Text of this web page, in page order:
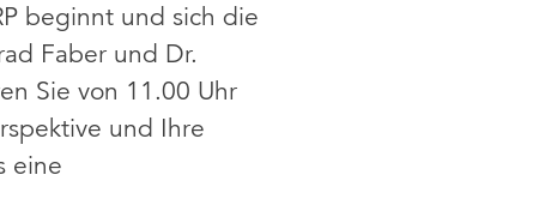
beginnt und sich die
Faber und Dr.
Sie von 11.00 Uhr
und Ihre
eine